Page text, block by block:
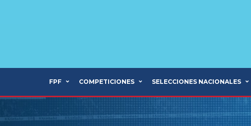
FPF COMPETICIONES SELECCIONES NACIONALES